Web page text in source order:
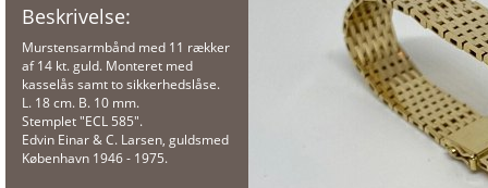
Beskrivelse:
Murstensarmbånd med 11 rækker
af 14 kt. guld. Monteret med
kasselås samt to sikkerhedslåse.
L. 18 cm. B. 10 mm.
Stemplet "ECL 585".
Edvin Einar & C. Larsen, guldsmed
København 1946 - 1975.